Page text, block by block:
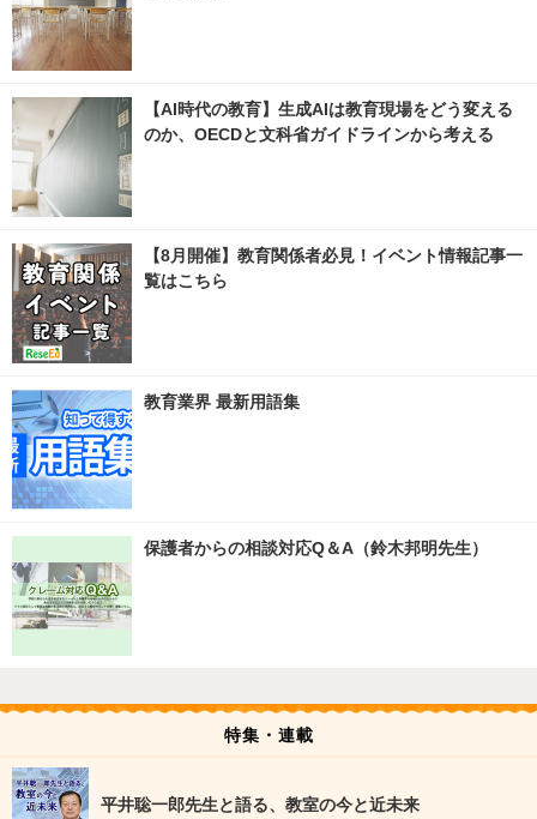
【AI時代の教育】生成AIは教育現場をどう変える
のか、OECDと文科省ガイドラインから考える
【8月開催】教育関係者必見！イベント情報記事一
覧はこちら
教育業界 最新用語集
保護者からの相談対応Q＆A（鈴木邦明先生）
特集・連載
平井聡一郎先生と語る、教室の今と近未来